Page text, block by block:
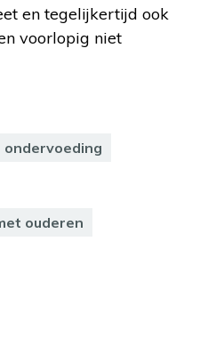
en tegelijkertijd ook
voorlopig niet
ondervoeding
ouderen